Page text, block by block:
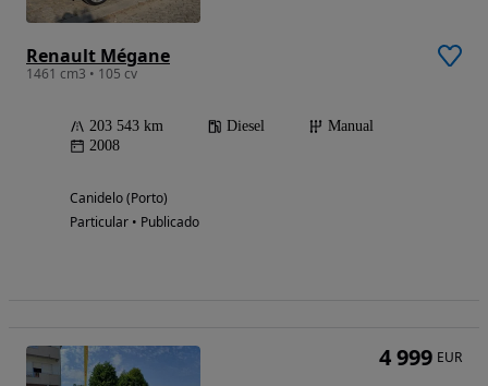
Renault Mégane
1461 cm3 • 105 cv
203 543 km Diesel
Manual
2008
Canidelo (Porto)
Particular • Publicado
4 999 EUR